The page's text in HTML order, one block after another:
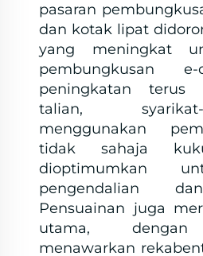
pasaran
dan kotak lipat
yang meningkat
pembungkusan
peningkatan terus
talian,
menggunakan
tidak sahaja
dioptimumkan
pengendalian
Pensuainan juga
utama, dengan
menawarkan